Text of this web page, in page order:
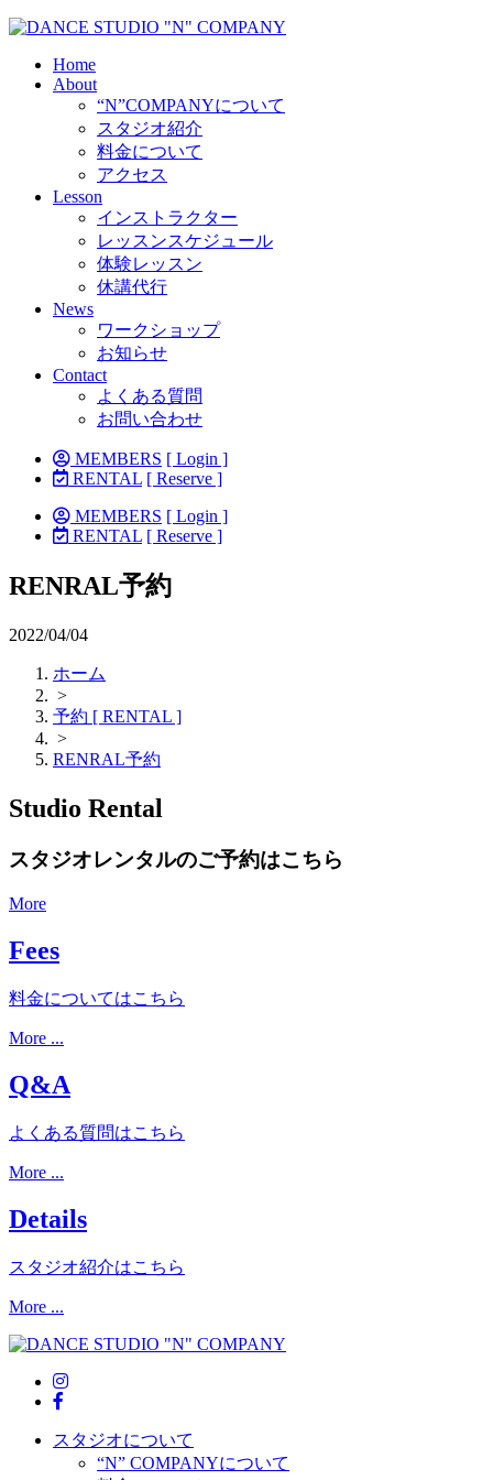
Home
About
“N”COMPANYについて
スタジオ紹介
料金について
アクセス
Lesson
インストラクター
レッスンスケジュール
体験レッスン
休講代行
News
ワークショップ
お知らせ
Contact
よくある質問
お問い合わせ
MEMBERS [ Login ]
RENTAL [ Reserve ]
MEMBERS [ Login ]
RENTAL [ Reserve ]
RENRAL予約
2022/04/04
ホーム
>
予約 [ RENTAL ]
>
RENRAL予約
Studio Rental
スタジオレンタルのご予約はこちら
More
Fees
料金についてはこちら
More ...
Q&A
よくある質問はこちら
More ...
Details
スタジオ紹介はこちら
More ...
スタジオについて
“N” COMPANYについて